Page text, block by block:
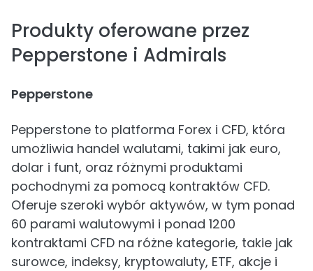
Produkty oferowane przez
Pepperstone i Admirals
Pepperstone
Pepperstone to platforma Forex i CFD, która
umożliwia handel walutami, takimi jak euro,
dolar i funt, oraz różnymi produktami
pochodnymi za pomocą kontraktów CFD.
Oferuje szeroki wybór aktywów, w tym ponad
60 parami walutowymi i ponad 1200
kontraktami CFD na różne kategorie, takie jak
surowce, indeksy, kryptowaluty, ETF, akcje i